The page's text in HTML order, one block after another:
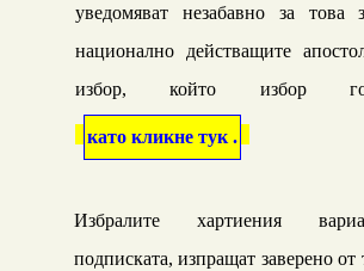
уведомяват незабавно за това
национално действащите
избор, който избор
като кликне тук .
Избралите хартиения
подписката, изпращат заверено от